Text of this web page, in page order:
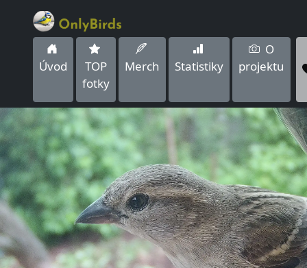
Úvod
TOP
fotky
Merch Statistiky
O
projektu